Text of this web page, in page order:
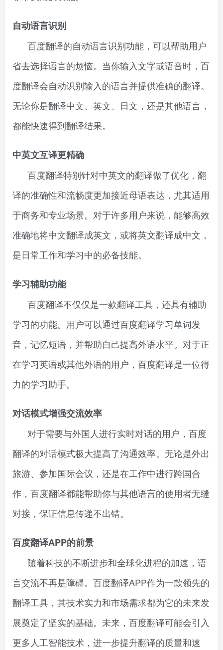
自动语言识别
百度翻译的自动语言识别功能，可以帮助用户
省去选择语言的烦恼。当你输入文字或语音时，百
度翻译会自动识别输入的语言并提供准确的翻译。
无论你是翻译中文、英文、日文，还是其他语言，
都能快速得到翻译结果。
中英文互译更精确
百度翻译特别针对中英文的翻译做了优化，翻
译的准确性和流畅度更加接近母语表达，尤其适用
于商务和专业场景。对于许多用户来说，能够高效
准确地将中文翻译成英文，或将英文翻译成中文，
是日常工作和学习中的必备技能。
学习辅助功能
百度翻译不仅仅是一款翻译工具，还具有辅助
学习的功能。用户可以通过百度翻译学习单词发
音，记忆短语，并帮助自己提高外语水平。对于正
在学习英语或其他外语的用户，百度翻译是一位得
力的学习助手。
对话模式增强交流效率
对于需要与外国人进行实时对话的用户，百度
翻译的对话模式极大提高了沟通效率。无论是外出
旅游、参加国际会议，还是在工作中进行跨国合
作，百度翻译都能帮助你与其他语言的使用者无缝
对接，保证信息传递不出错。
百度翻译APP的前景
随着科技的不断进步和全球化进程的加速，语
言交流不再是障碍。百度翻译APP作为一款领先的
翻译工具，其技术实力和市场需求都为它的未来发
展奠定了坚实的基础。未来，百度翻译可能会引入
更多人工智能技术，进一步提升翻译的质量和速